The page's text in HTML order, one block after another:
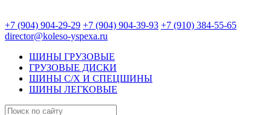
+7 (904) 904-29-29 +7 (904) 904-39-93 +7 (910) 384-55-65
director@koleso-yspexa.ru
ШИНЫ ГРУЗОВЫЕ
ГРУЗОВЫЕ ДИСКИ
ШИНЫ С/Х И СПЕЦШИНЫ
ШИНЫ ЛЕГКОВЫЕ